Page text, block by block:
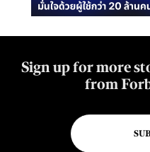
Sign up for more
from